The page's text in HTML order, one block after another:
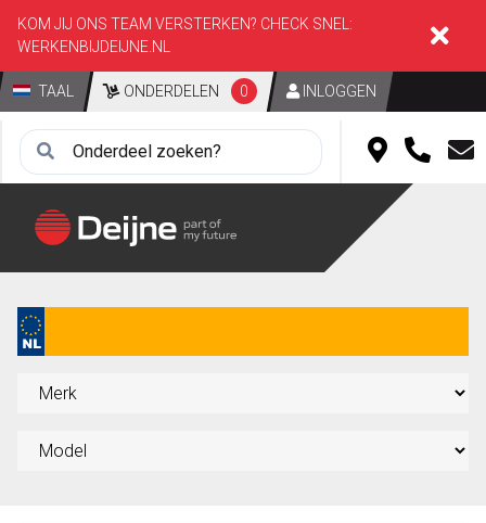
KOM JIJ ONS TEAM VERSTERKEN? CHECK SNEL:
WERKENBIJDEIJNE.NL
TAAL ONDERDELEN 0 INLOGGEN